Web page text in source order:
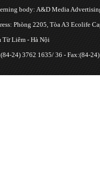
body: A&D Media
Phòng 2205, Tòa A3 Ecolife
Từ Liêm - Hà Nội
24) 3762 1635/ 36 - Fax:(84-24)